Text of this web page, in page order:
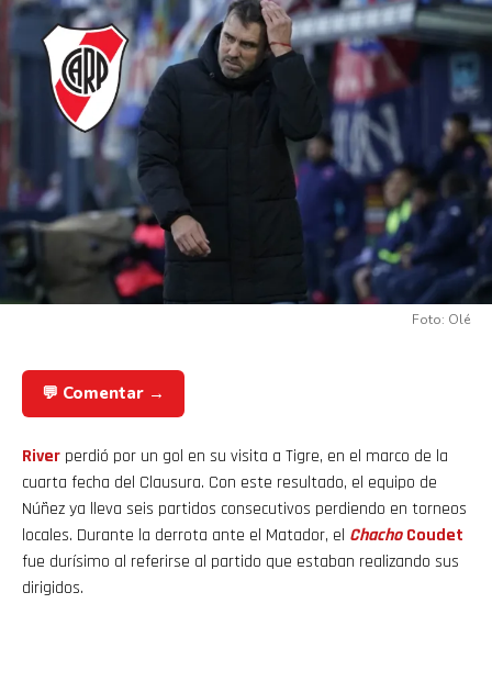
Foto: Olé
💬 Comentar →
River perdió por un gol en su visita a Tigre, en el marco de la
cuarta fecha del Clausura. Con este resultado, el equipo de
Núñez ya lleva seis partidos consecutivos perdiendo en torneos
locales. Durante la derrota ante el Matador, el ChachoCoudet
fue durísimo al referirse al partido que estaban realizando sus
dirigidos.